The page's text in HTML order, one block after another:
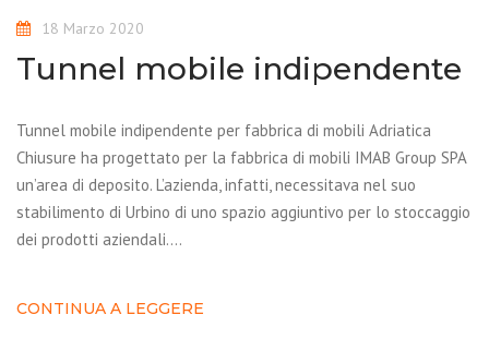
18 Marzo 2020
Tunnel mobile indipendente
Tunnel mobile indipendente per fabbrica di mobili Adriatica
Chiusure ha progettato per la fabbrica di mobili IMAB Group SPA
un’area di deposito. L’azienda, infatti, necessitava nel suo
stabilimento di Urbino di uno spazio aggiuntivo per lo stoccaggio
dei prodotti aziendali….
CONTINUA A LEGGERE